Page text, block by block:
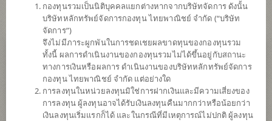
หน้าแรก รายการกองทุน ข้อมูลกองทุน
ค้นหากองทุนดีๆ กับ scbam
กองทุนรวมเป็นนิติบุคคลแยกต่างหากจากบริษัทจัดการ ดังนั้น
บริษัทหลักทรัพย์จัดการกองทุน ไทยพาณิชย์ จำกัด (“บริษัท
จัดการ”)
จึงไม่มีภาระผูกพันในการชดเชยผลขาดทุนของกองทุนรวม
ทั้งนี้ ผลการดำเนินงานของกองทุนรวมไม่ได้ขึ้นอยู่กับสถานะ
ทางการเงินหรือผลการ ดำเนินงานของบริษัทหลักทรัพย์จัดการ
กองทุน ไทยพาณิชย์ จำกัด แต่อย่างใด
การลงทุนในหน่วยลงทุนมิใช่การฝากเงินและมีความเสี่ยงของ
การลงทุน ผู้ลงทุนอาจได้รับเงินลงทุนคืนมากกว่าหรือน้อยกว่า
เงินลงทุนเริ่มแรกก็ได้ และในกรณีที่มีเหตุการณ์ไม่ปกติ ผู้ลงทุน